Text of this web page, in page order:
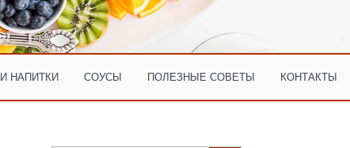
НАПИТКИ СОУСЫ ПОЛЕЗНЫЕ СОВЕТЫ КОНТАКТЫ